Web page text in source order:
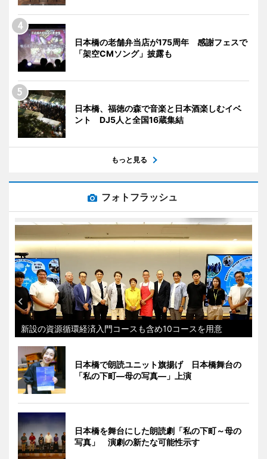
日本橋の老舗弁当店が175周年 感謝フェスで
「架空CMソング」披露も
日本橋、福徳の森で音楽と日本酒楽しむイベ
ント DJ5人と全国16蔵集結
もっと見る
フォトフラッシュ
新設の資源循環経済入門コースも含め10コースを用意
日本橋で朗読ユニット旗揚げ 日本橋舞台の
「私の下町―母の写真―」上演
日本橋を舞台にした朗読劇「私の下町～母の
写真」 演劇の新たな可能性示す